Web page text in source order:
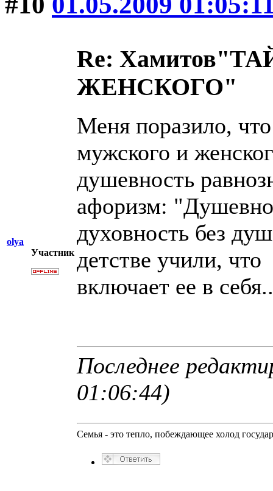
olya
Участник
Re:
ЖЕНСКОГО"
Меня поразило,
мужского и
душевность
афоризм:
духовность без
детстве учили,
включает ее в
Последнее
01:06:44)
Семья - это тепло, побеждающее холод